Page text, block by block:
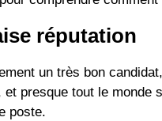
réputation
un très bon
presque tout le monde
poste.